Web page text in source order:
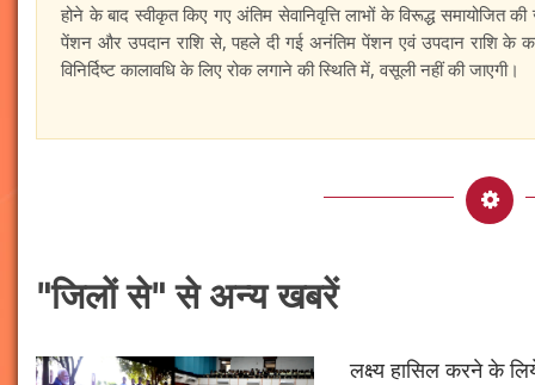
होने के बाद स्वीकृत किए गए अंतिम सेवानिवृत्ति लाभों के विरूद्ध समायोजित
पेंशन और उपदान राशि से, पहले दी गई अनंतिम पेंशन एवं उपदान राशि के
विनिर्दिष्ट कालावधि के लिए रोक लगाने की स्थिति में, वसूली नहीं की जाएगी।
"जिलों से" से अन्य खबरें
लक्ष्य हासिल करने के